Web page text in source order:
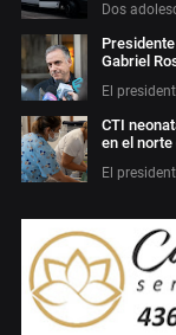
Dos
Gabriel
El
CTI
en el norte
El